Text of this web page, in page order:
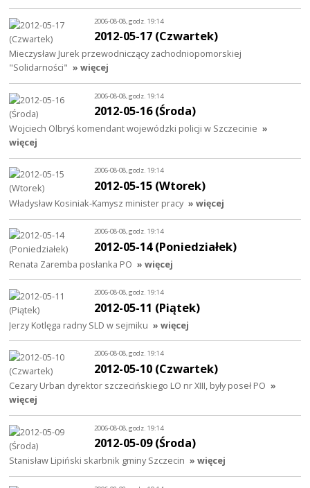
2006-08-08, godz. 19:14
2012-05-17 (Czwartek)
Mieczysław Jurek przewodniczący zachodniopomorskiej
"Solidarności" » więcej
2006-08-08, godz. 19:14
2012-05-16 (Środa)
Wojciech Olbryś komendant wojewódzki policji w Szczecinie »
więcej
2006-08-08, godz. 19:14
2012-05-15 (Wtorek)
Władysław Kosiniak-Kamysz minister pracy » więcej
2006-08-08, godz. 19:14
2012-05-14 (Poniedziałek)
Renata Zaremba posłanka PO » więcej
2006-08-08, godz. 19:14
2012-05-11 (Piątek)
Jerzy Kotlęga radny SLD w sejmiku » więcej
2006-08-08, godz. 19:14
2012-05-10 (Czwartek)
Cezary Urban dyrektor szczecińskiego LO nr XIII, były poseł PO »
więcej
2006-08-08, godz. 19:14
2012-05-09 (Środa)
Stanisław Lipiński skarbnik gminy Szczecin » więcej